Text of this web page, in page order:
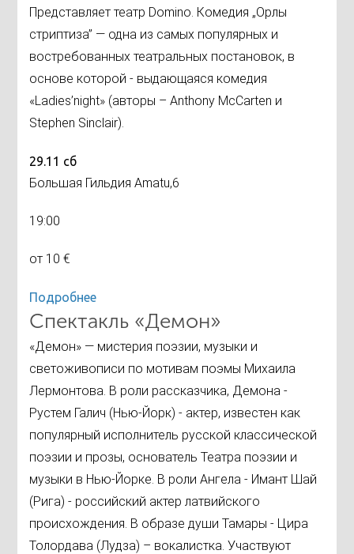
Представляет театр Domino. Комедия „Орлы
стриптиза” — одна из самых популярных и
востребованных театральных постановок, в
основе которой - выдающаяся комедия
«Ladies’night» (авторы – Anthony McCarten и
Stephen Sinclair).
29.11 сб
Большая Гильдия Amatu,6
19:00
от 10 €
Подробнее
Спектакль «Демон»
«Демон» — мистерия поэзии, музыки и
светоживописи по мотивам поэмы Михаила
Лермонтова. В роли рассказчика, Демона -
Рустем Галич (Нью-Йорк) - актер, известен как
популярный исполнитель русской классической
поэзии и прозы, основатель Театра поэзии и
музыки в Нью-Йорке. В роли Ангела - Имант Шай
(Рига) - российский актер латвийского
происхождения. В образе души Тамары - Цира
Толордава (Лудза) – вокалистка. Участвуют